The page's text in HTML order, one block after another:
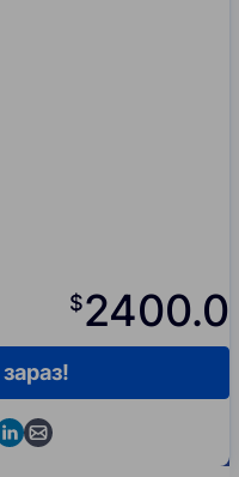
$2400.0
Messenger
us in WhatsApp
us in Telegram
us in Viber
Contact us by email